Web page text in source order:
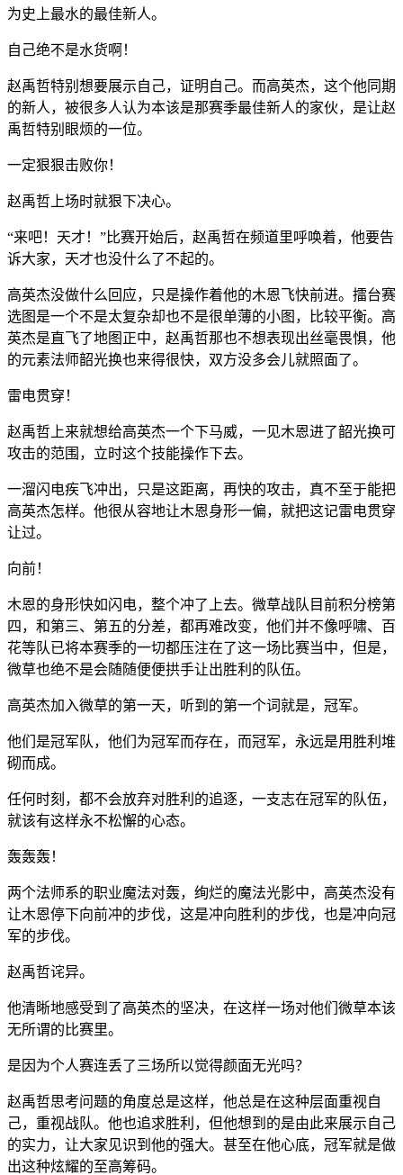
为史上最水的最佳新人。
自己绝不是水货啊！
赵禹哲特别想要展示自己，证明自己。而高英杰，这个他同期
的新人，被很多人认为本该是那赛季最佳新人的家伙，是让赵
禹哲特别眼烦的一位。
一定狠狠击败你！
赵禹哲上场时就狠下决心。
“来吧！天才！”比赛开始后，赵禹哲在频道里呼唤着，他要告
诉大家，天才也没什么了不起的。
高英杰没做什么回应，只是操作着他的木恩飞快前进。擂台赛
选图是一个不是太复杂却也不是很单薄的小图，比较平衡。高
英杰是直飞了地图正中，赵禹哲那也不想表现出丝毫畏惧，他
的元素法师韶光换也来得很快，双方没多会儿就照面了。
雷电贯穿！
赵禹哲上来就想给高英杰一个下马威，一见木恩进了韶光换可
攻击的范围，立时这个技能操作下去。
一溜闪电疾飞冲出，只是这距离，再快的攻击，真不至于能把
高英杰怎样。他很从容地让木恩身形一偏，就把这记雷电贯穿
让过。
向前！
木恩的身形快如闪电，整个冲了上去。微草战队目前积分榜第
四，和第三、第五的分差，都再难改变，他们并不像呼啸、百
花等队已将本赛季的一切都压注在了这一场比赛当中，但是，
微草也绝不是会随随便便拱手让出胜利的队伍。
高英杰加入微草的第一天，听到的第一个词就是，冠军。
他们是冠军队，他们为冠军而存在，而冠军，永远是用胜利堆
砌而成。
任何时刻，都不会放弃对胜利的追逐，一支志在冠军的队伍，
就该有这样永不松懈的心态。
轰轰轰！
两个法师系的职业魔法对轰，绚烂的魔法光影中，高英杰没有
让木恩停下向前冲的步伐，这是冲向胜利的步伐，也是冲向冠
军的步伐。
赵禹哲诧异。
他清晰地感受到了高英杰的坚决，在这样一场对他们微草本该
无所谓的比赛里。
是因为个人赛连丢了三场所以觉得颜面无光吗？
赵禹哲思考问题的角度总是这样，他总是在这种层面重视自
己，重视战队。他也追求胜利，但他想到的是由此来展示自己
的实力，让大家见识到他的强大。甚至在他心底，冠军就是做
出这种炫耀的至高筹码。